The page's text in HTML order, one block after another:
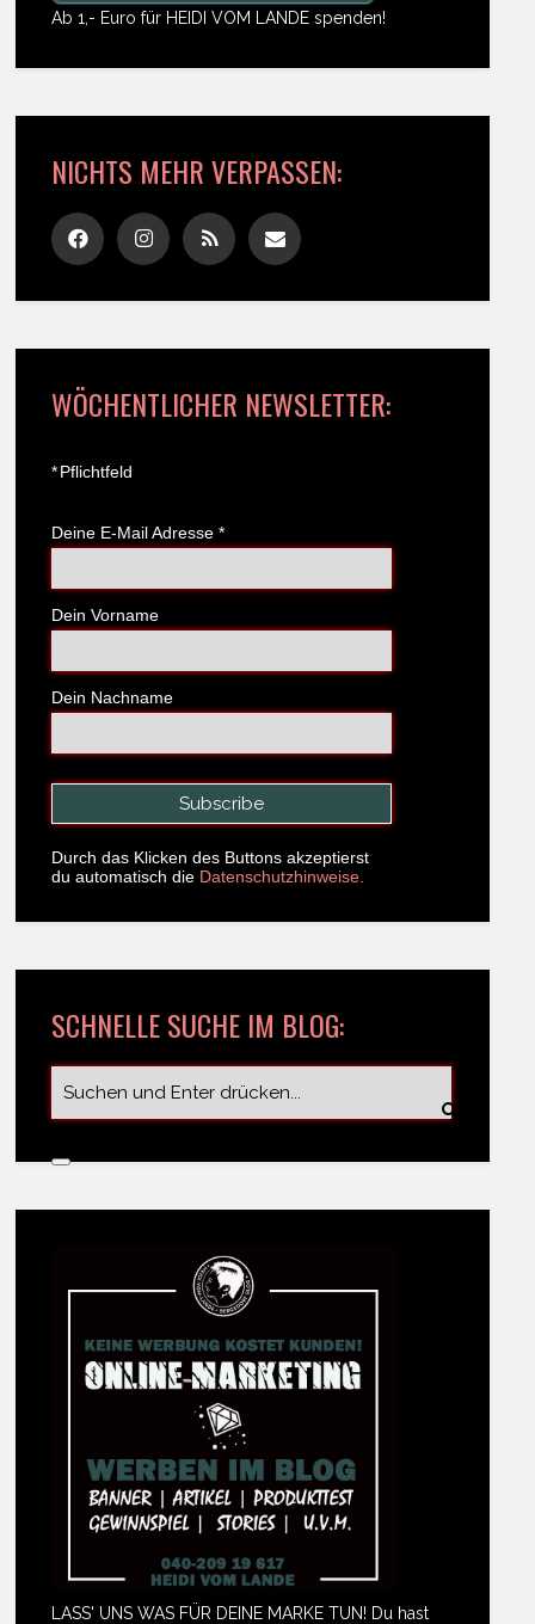
Ab 1,- Euro für HEIDI VOM LANDE spenden!
NICHTS MEHR VERPASSEN:
WÖCHENTLICHER NEWSLETTER:
*Pflichtfeld
Deine E-Mail Adresse *
Dein Vorname
Dein Nachname
Durch das Klicken des Buttons akzeptierst
du automatisch die Datenschutzhinweise.
SCHNELLE SUCHE IM BLOG:
LASS' UNS WAS FÜR DEINE MARKE TUN! Du hast